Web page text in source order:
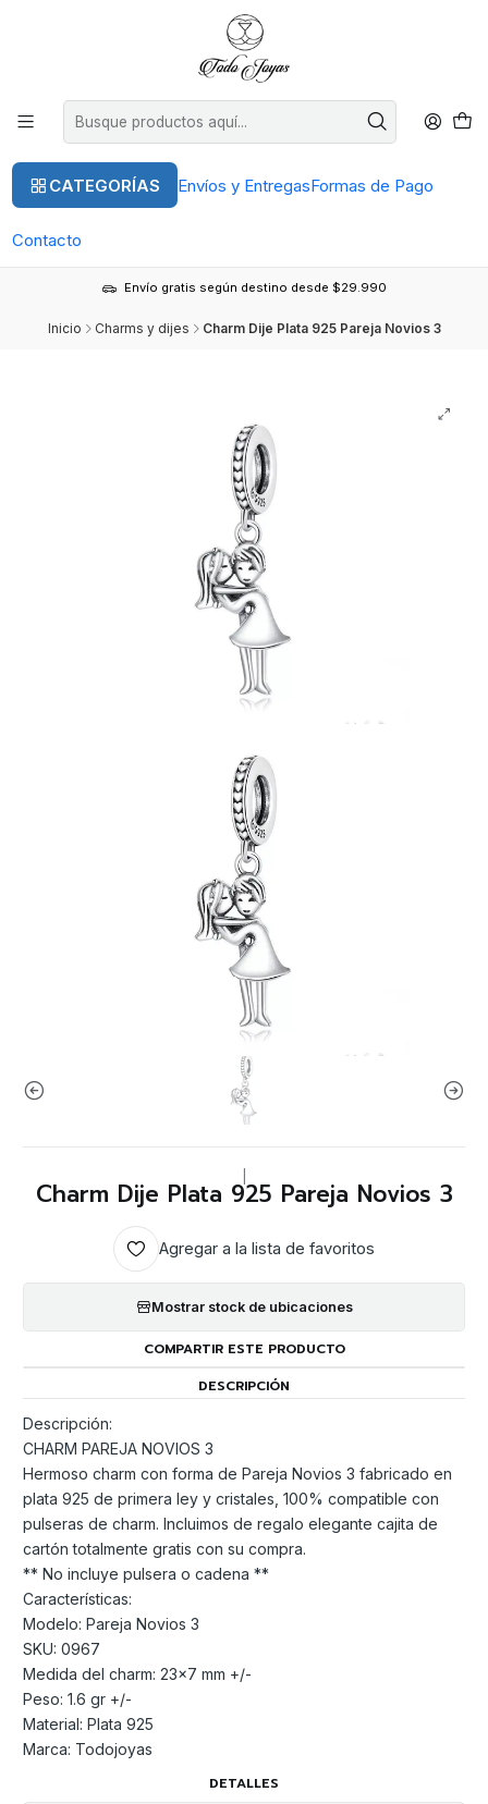
CATEGORÍAS Envíos y EntregasFormas de Pago
Contacto
Envío gratis según destino desde $29.990
Inicio Charms y dijes Charm Dije Plata 925 Pareja Novios 3
Charm Dije Plata 925 Pareja Novios 3
Agregar a la lista de favoritos
Mostrar stock de ubicaciones
COMPARTIR ESTE PRODUCTO
DESCRIPCIÓN
Descripción:
CHARM PAREJA NOVIOS 3
Hermoso charm con forma de Pareja Novios 3 fabricado en
plata 925 de primera ley y cristales, 100% compatible con
pulseras de charm. Incluimos de regalo elegante cajita de
cartón totalmente gratis con su compra.
** No incluye pulsera o cadena **
Características:
Modelo: Pareja Novios 3
SKU: 0967
Medida del charm: 23x7 mm +/-
Peso: 1.6 gr +/-
Material: Plata 925
Marca: Todojoyas
DETALLES